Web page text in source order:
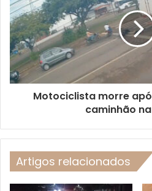
Motociclista morre
caminhão
Artigos relacionados